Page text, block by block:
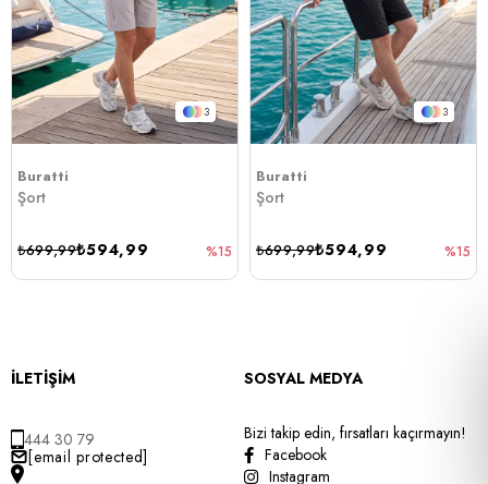
3
Buratti
Şort
₺594,99
₺699,99 %15
3
Buratti
Şort
₺594,99
₺699,99 %15
İLETİŞİM
444 30 79
[email protected]
SOSYAL MEDYA
Bizi takip edin, fırsatları kaçırmayın!
Facebook
Instagram